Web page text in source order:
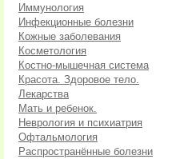
Иммунология
Инфекционные болезни
Кожные заболевания
Косметология
Костно-мышечная система
Красота. Здоровое тело.
Лекарства
Мать и ребенок.
Неврология и психиатрия
Офтальмология
Распространённые болезни